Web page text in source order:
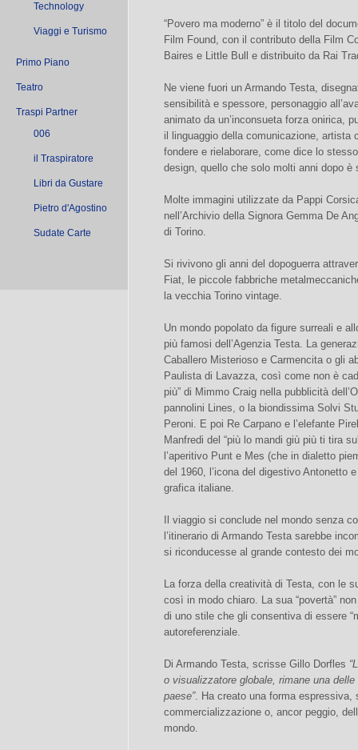
Technology
Viaggi e Turismo
Primo Piano
Teatro
Traspi Partner
006
il Traspiratore
Libri da Gustare
Pietro d'Agostino
Sudate Carte
“Povero ma moderno” è il titolo del
Film Found, con il contributo della Film
Baires e Little Bull e distribuito da Rai
Ne viene fuori un Armando Testa,
sensibilità e spessore, personaggio
animato da un’inconsueta forza onirica,
il linguaggio della comunicazione, artista
fondere e rielaborare, come dice lo
design, quello che solo molti anni dopo
Molte immagini utilizzate da Pappi
nell’Archivio della Signora Gemma De
di Torino.
Si rivivono gli anni del dopoguerra
Fiat, le piccole fabbriche
la vecchia Torino vintage.
Un mondo popolato da figure surreali e
più famosi dell’Agenzia Testa. La
Caballero Misterioso e Carmencita o gli
Paulista di Lavazza, così come non è
più” di Mimmo Craig nella pubblicità
pannolini Lines, o la biondissima Solvi
Peroni. E poi Re Carpano e l’elefante
Manfredi del “più lo mandi giù più ti tira
l’aperitivo Punt e Mes (che in dialetto
del 1960, l’icona del digestivo Antonetto
grafica italiane.
Il viaggio si conclude nel mondo senza
l’itinerario di Armando Testa sarebbe
si riconducesse al grande contesto dei
La forza della creatività di Testa, con le
così in modo chiaro. La sua “povertà”
di uno stile che gli consentiva di essere
autoreferenziale.
Di Armando Testa, scrisse Gillo Dorfles
o visualizzatore globale, rimane una
paese”. Ha creato una forma espressiva,
commercializzazione o, ancor peggio,
mondo.